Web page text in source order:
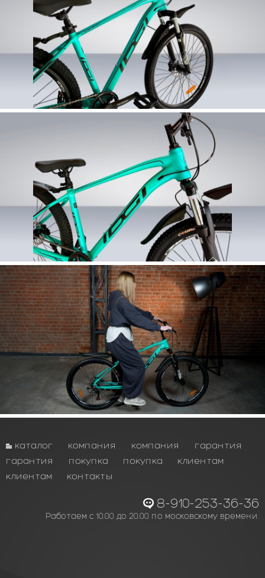
каталог компания компания
гарантия
гарантия
покупка покупка
клиентам
клиентам
контакты
8-910-253-36-36
Работаем с 10.00 до 20.00 по московскому времени.